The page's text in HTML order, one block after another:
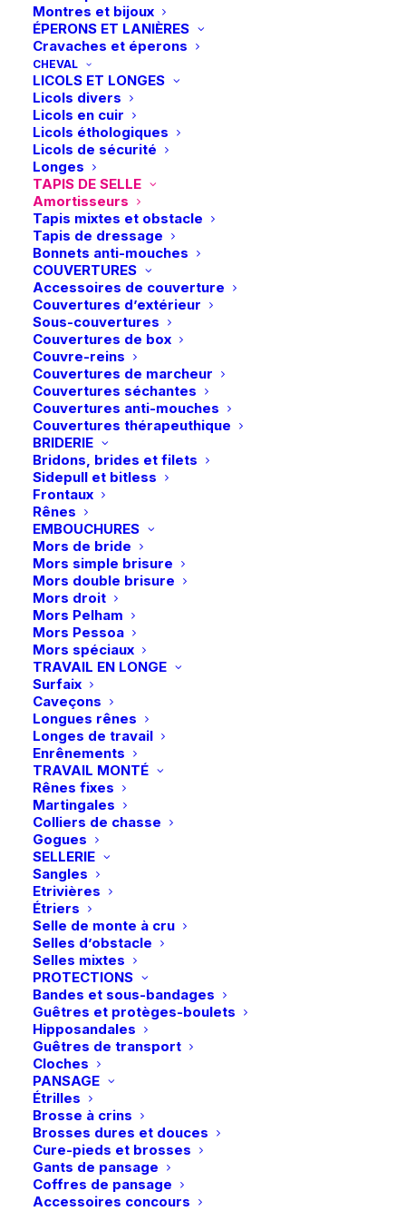
Montres et bijoux
ÉPERONS ET LANIÈRES
Cravaches et éperons
CHEVAL
LICOLS ET LONGES
Licols divers
Licols en cuir
Licols éthologiques
Licols de sécurité
Longes
TAPIS DE SELLE
Amortisseurs
Tapis mixtes et obstacle
Tapis de dressage
Bonnets anti-mouches
COUVERTURES
Accessoires de couverture
Couvertures d’extérieur
Sous-couvertures
Couvertures de box
Couvre-reins
Couvertures de marcheur
Couvertures séchantes
Couvertures anti-mouches
Couvertures thérapeuthique
BRIDERIE
Bridons, brides et filets
Sidepull et bitless
Frontaux
Rênes
EMBOUCHURES
Mors de bride
Mors simple brisure
Mors double brisure
Mors droit
Mors Pelham
Mors Pessoa
Mors spéciaux
TRAVAIL EN LONGE
Surfaix
Caveçons
Longues rênes
Longes de travail
Enrênements
TRAVAIL MONTÉ
Rênes fixes
Martingales
Colliers de chasse
Gogues
SELLERIE
Sangles
Etrivières
Étriers
Selle de monte à cru
Selles d’obstacle
Selles mixtes
PROTECTIONS
Bandes et sous-bandages
Guêtres et protèges-boulets
Hipposandales
Guêtres de transport
Cloches
PANSAGE
Étrilles
Brosse à crins
Brosses dures et douces
Cure-pieds et brosses
Gants de pansage
Coffres de pansage
Accessoires concours
Accueil Boutique
Cheval
Kentucky | Amortisseur Correction Impact 18mm – Noir
Kentucky | Amortisseur Correction
Impact 18mm – Noir
184,99€ Le
prix
initial
était :
92,50
est :
L’amortisseur Impact de correction améliorera
l’ajustement de votre selle selons les besoins du dos
de votre cheval.
Rupture de stock
Livraison gratuite à partir de 99 euros
Échange gratuit pendant 14 jours
Retrait gratuit en magasin
Paiement rapide et sécurisé
Description
Détails
Vous aimerez peut-être aussi